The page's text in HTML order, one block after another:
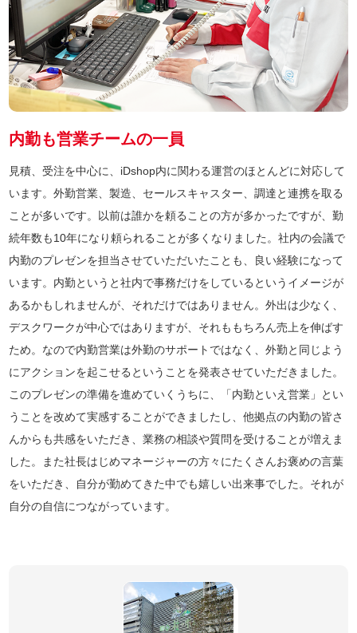
内勤も営業チームの一員
見積、受注を中心に、iDshop内に関わる運営のほとんどに対応して
います。外勤営業、製造、セールスキャスター、調達と連携を取る
ことが多いです。以前は誰かを頼ることの方が多かったですが、勤
続年数も10年になり頼られることが多くなりました。社内の会議で
内勤のプレゼンを担当させていただいたことも、良い経験になって
います。内勤というと社内で事務だけをしているというイメージが
あるかもしれませんが、それだけではありません。外出は少なく、
デスクワークが中心ではありますが、それももちろん売上を伸ばす
ため。なので内勤営業は外勤のサポートではなく、外勤と同じよう
にアクションを起こせるということを発表させていただきました。
このプレゼンの準備を進めていくうちに、「内勤といえ営業」とい
うことを改めて実感することができましたし、他拠点の内勤の皆さ
んからも共感をいただき、業務の相談や質問を受けることが増えま
した。また社長はじめマネージャーの方々にたくさんお褒めの言葉
をいただき、自分が勤めてきた中でも嬉しい出来事でした。それが
自分の自信につながっています。